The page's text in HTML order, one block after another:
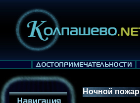
Ночной пожар